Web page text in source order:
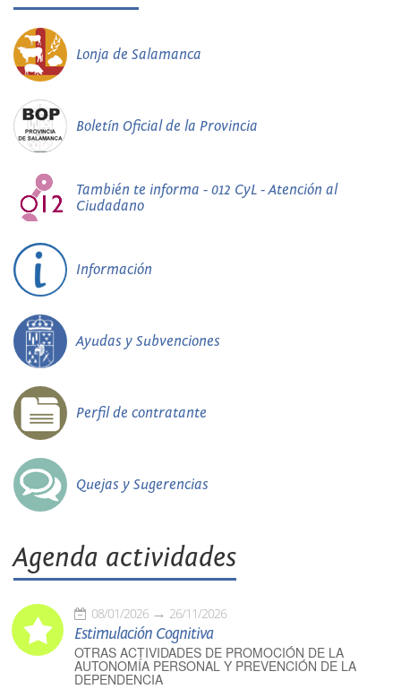
Lonja de Salamanca
Boletín Oficial de la Provincia
También te informa - 012 CyL - Atención al
Ciudadano
Información
Ayudas y Subvenciones
Perfil de contratante
Quejas y Sugerencias
Agenda actividades
08/01/2026 26/11/2026
Estimulación Cognitiva
OTRAS ACTIVIDADES DE PROMOCIÓN DE LA
AUTONOMÍA PERSONAL Y PREVENCIÓN DE LA
DEPENDENCIA